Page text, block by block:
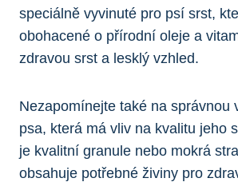
speciálně vyvinuté pro psí srst,​
‌obohacené o přírodní ​oleje a
zdravou srst a ​lesklý ⁢vzhled.
Nezapomínejte také na‍ správnou
psa, která má vliv na kvalitu ⁤jeho
je kvalitní granule nebo mokrá
obsahuje potřebné živiny ‌pro